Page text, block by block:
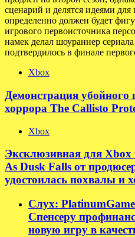
сценарий и делятся идеями
определенно должен будет
игрового первоисточника
намек делал шоураннер
подтвердилось в финале
Xbox
Демонстрация
хоррора The Callisto
Xbox
Эксклюзивная для Xbox
As Dusk Falls от
удостоилась похвалы и
Слух:
Спенсеру
новую игру в